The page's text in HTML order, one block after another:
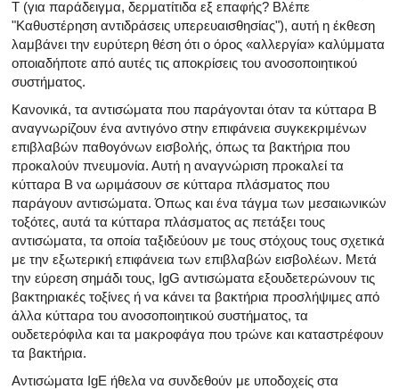
Τ (για παράδειγμα, δερματίτιδα εξ επαφής? Βλέπε
"Καθυστέρηση αντιδράσεις υπερευαισθησίας"), αυτή η έκθεση
λαμβάνει την ευρύτερη θέση ότι ο όρος «αλλεργία» καλύμματα
οποιαδήποτε από αυτές τις αποκρίσεις του ανοσοποιητικού
συστήματος.
Κανονικά, τα αντισώματα που παράγονται όταν τα κύτταρα Β
αναγνωρίζουν ένα αντιγόνο στην επιφάνεια συγκεκριμένων
επιβλαβών παθογόνων εισβολής, όπως τα βακτήρια που
προκαλούν πνευμονία. Αυτή η αναγνώριση προκαλεί τα
κύτταρα Β να ωριμάσουν σε κύτταρα πλάσματος που
παράγουν αντισώματα. Όπως και ένα τάγμα των μεσαιωνικών
τοξότες, αυτά τα κύτταρα πλάσματος ας πετάξει τους
αντισώματα, τα οποία ταξιδεύουν με τους στόχους τους σχετικά
με την εξωτερική επιφάνεια των επιβλαβών εισβολέων. Μετά
την εύρεση σημάδι τους, IgG αντισώματα εξουδετερώνουν τις
βακτηριακές τοξίνες ή να κάνει τα βακτήρια προσλήψιμες από
άλλα κύτταρα του ανοσοποιητικού συστήματος, τα
ουδετερόφιλα και τα μακροφάγα που τρώνε και καταστρέφουν
τα βακτήρια.
Αντισώματα IgE ήθελα να συνδεθούν με υποδοχείς στα